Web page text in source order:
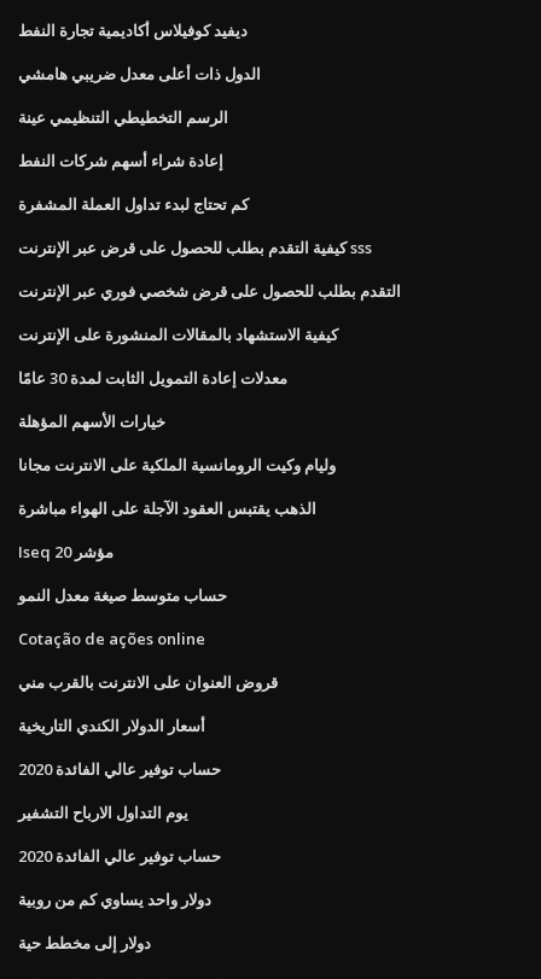
ديفيد كوفيلاس أكاديمية تجارة النفط
الدول ذات أعلى معدل ضريبي هامشي
الرسم التخطيطي التنظيمي عينة
إعادة شراء أسهم شركات النفط
كم تحتاج لبدء تداول العملة المشفرة
كيفية التقدم بطلب للحصول على قرض عبر الإنترنت sss
التقدم بطلب للحصول على قرض شخصي فوري عبر الإنترنت
كيفية الاستشهاد بالمقالات المنشورة على الإنترنت
معدلات إعادة التمويل الثابت لمدة 30 عامًا
خيارات الأسهم المؤهلة
وليام وكيت الرومانسية الملكية على الانترنت مجانا
الذهب يقتبس العقود الآجلة على الهواء مباشرة
Iseq 20 مؤشر
حساب متوسط ​​صيغة معدل النمو
Cotação de ações online
قروض العنوان على الانترنت بالقرب مني
أسعار الدولار الكندي التاريخية
حساب توفير عالي الفائدة 2020
يوم التداول الارباح التشفير
حساب توفير عالي الفائدة 2020
دولار واحد يساوي كم من روبية
دولار إلى مخطط حية